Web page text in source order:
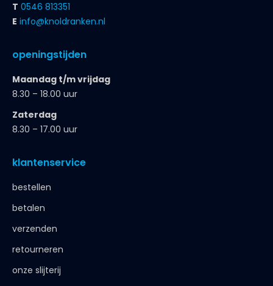
T 0546 813351
E info@knoldranken.nl
openingstijden
Maandag t/m vrijdag
8.30 – 18.00 uur
Zaterdag
8.30 – 17.00 uur
klantenservice
bestellen
betalen
verzenden
retourneren
onze slijterij